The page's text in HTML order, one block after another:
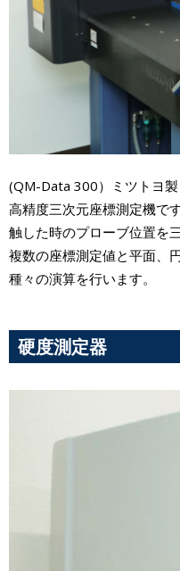
(QM-Data 300）ミツトヨ製
高精度三次元座標測定機で
触した時のプローブ位置を
複数の座標測定値と平面、
種々の演算を行います。
硬度測定器